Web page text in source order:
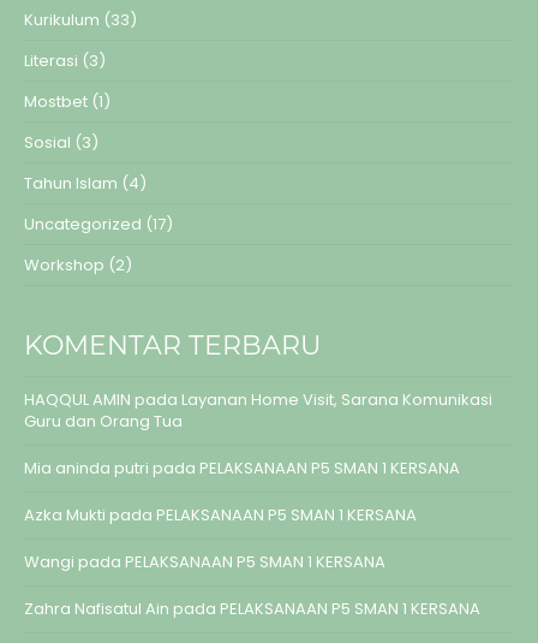
Kurikulum (33)
Literasi (3)
Mostbet (1)
Sosial (3)
Tahun Islam (4)
Uncategorized (17)
Workshop (2)
KOMENTAR TERBARU
HAQQUL AMIN pada Layanan Home Visit, Sarana Komunikasi
Guru dan Orang Tua
Mia aninda putri pada PELAKSANAAN P5 SMAN 1 KERSANA
Azka Mukti pada PELAKSANAAN P5 SMAN 1 KERSANA
Wangi pada PELAKSANAAN P5 SMAN 1 KERSANA
Zahra Nafisatul Ain pada PELAKSANAAN P5 SMAN 1 KERSANA